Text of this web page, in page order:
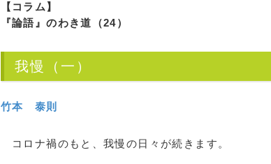
【コラム】
『論語』のわき道（24）
我慢（一）
竹本 泰則
コロナ禍のもと、我慢の日々が続きます。